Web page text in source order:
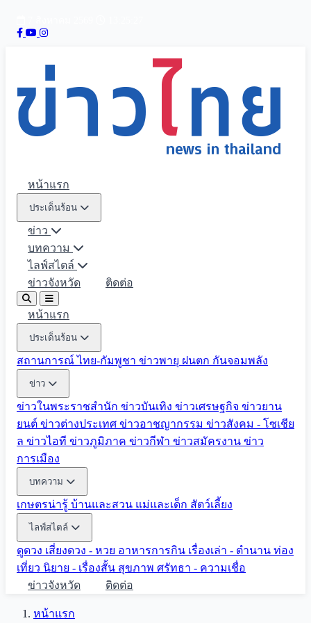
หน้าแรก
ประเด็นร้อน
ข่าว
บทความ
ไลฟ์สไตล์
ข่าวจังหวัด
ติดต่อ
หน้าแรก
ประเด็นร้อน
สถานการณ์ ไทย-กัมพูชา ข่าวพายุ ฝนตก กันจอมพลัง
ข่าว
ข่าวในพระราชสำนัก ข่าวบันเทิง ข่าวเศรษฐกิจ ข่าวยาน
ยนต์ ข่าวต่างประเทศ ข่าวอาชญากรรม ข่าวสังคม - โซเชีย
ล ข่าวไอที ข่าวภูมิภาค ข่าวกีฬา ข่าวสมัครงาน ข่าว
การเมือง
บทความ
เกษตรน่ารู้ บ้านและสวน แม่และเด็ก สัตว์เลี้ยง
ไลฟ์สไตล์
ดูดวง เสี่ยงดวง - หวย อาหารการกิน เรื่องเล่า - ตำนาน ท่อง
เที่ยว นิยาย - เรื่องสั้น สุขภาพ ศรัทธา - ความเชื่อ
ข่าวจังหวัด
ติดต่อ
หน้าแรก